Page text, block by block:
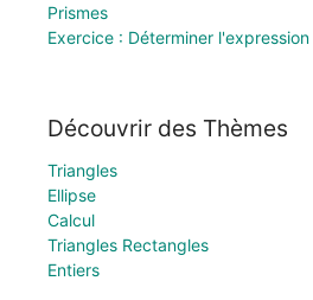
Prismes
Exercice : Déterminer
Découvrir des Thèmes
Triangles
Ellipse
Calcul
Triangles Rectangles
Entiers